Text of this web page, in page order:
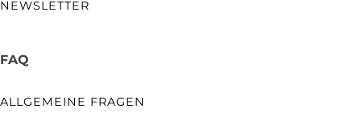
NEWSLETTER
FAQ
ALLGEMEINE FRAGEN